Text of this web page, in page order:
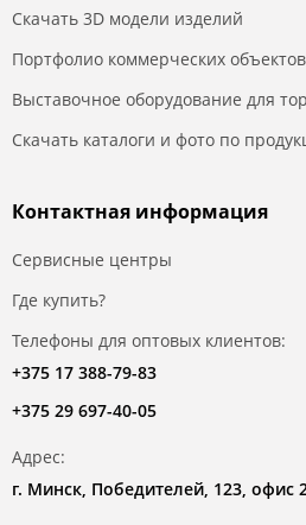
Скачать 3D модели изделий
Портфолио коммерческих объектов
Выставочное оборудование для
Скачать каталоги и фото по
Контактная информация
Сервисные центры
Где купить?
Телефоны для оптовых клиентов:
+375 17 388-79-83
+375 29 697-40-05
Адрес:
г. Минск, Победителей, 123, офис